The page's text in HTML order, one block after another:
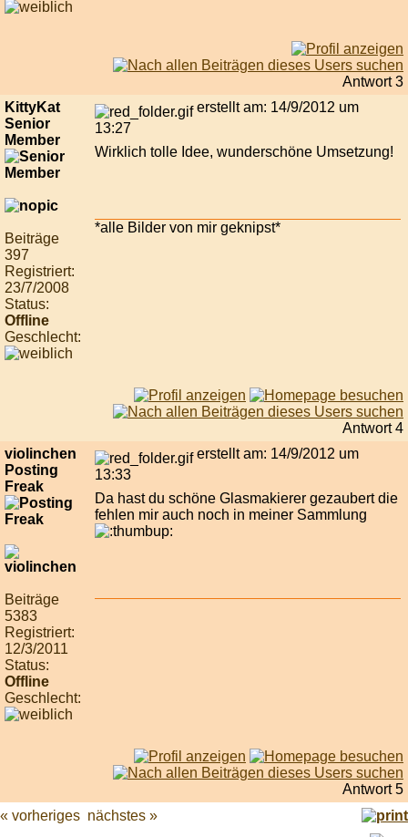
Antwort 3
KittyKat
Senior
Member
Beiträge
397
Registriert:
23/7/2008
Status:
Offline
Geschlecht:
erstellt am: 14/9/2012 um
13:27
Wirklich tolle Idee, wunderschöne Umsetzung!
*alle Bilder von mir geknipst*
Antwort 4
violinchen
Posting
Freak
Beiträge
5383
Registriert:
12/3/2011
Status:
Offline
Geschlecht:
erstellt am: 14/9/2012 um
13:33
Da hast du schöne Glasmakierer gezaubert die
fehlen mir auch noch in meiner Sammlung
Antwort 5
« vorheriges nächstes »